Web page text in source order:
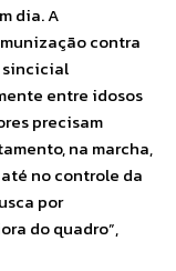
dia. A
contra
sincicial
entre idosos
precisam
na marcha,
no controle da
por
do quadro”,